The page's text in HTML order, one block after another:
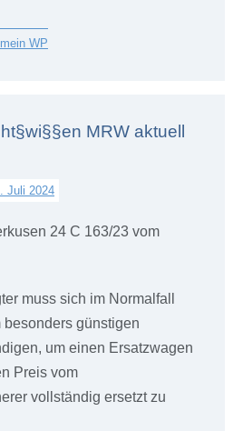
WP
MRW aktuell
Juli 2024
24 C 163/23 vom
muss sich im Normalfall
besonders günstigen
um einen Ersatzwagen
Preis vom
vollständig ersetzt zu